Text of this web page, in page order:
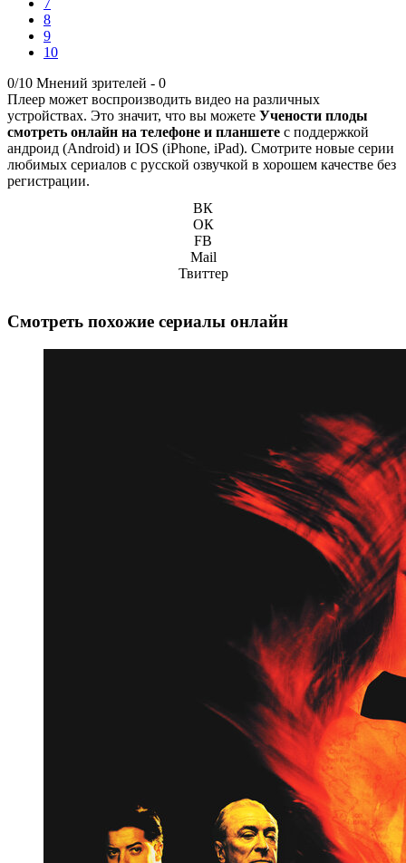
8
9
10
0/10 Мнений зрителей - 0
Плеер может воспроизводить видео на различных
устройствах. Это значит, что вы можете Учености плоды
смотреть онлайн на телефоне и планшете с поддержкой
андроид (Android) и IOS (iPhone, iPad). Смотрите новые серии
любимых сериалов с русской озвучкой в хорошем качестве без
регистрации.
ВК
ОК
FB
Mail
Твиттер
Смотреть похожие сериалы онлайн